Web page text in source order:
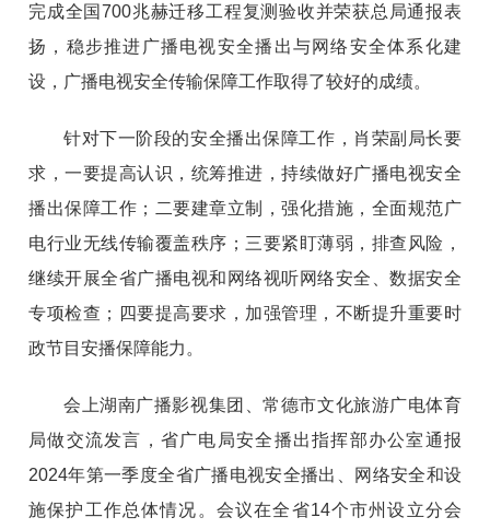
完成全国700兆赫迁移工程复测验收并荣获总局通报表
扬，稳步推进广播电视安全播出与网络安全体系化建
设，广播电视安全传输保障工作取得了较好的成绩。
针对下一阶段的安全播出保障工作，肖荣副局长要
求，一要提高认识，统筹推进，持续做好广播电视安全
播出保障工作；二要建章立制，强化措施，全面规范广
电行业无线传输覆盖秩序；三要紧盯薄弱，排查风险，
继续开展全省广播电视和网络视听网络安全、数据安全
专项检查；四要提高要求，加强管理，不断提升重要时
政节目安播保障能力。
会上湖南广播影视集团、常德市文化旅游广电体育
局做交流发言，省广电局安全播出指挥部办公室通报
2024年第一季度全省广播电视安全播出、网络安全和设
施保护工作总体情况。会议在全省14个市州设立分会